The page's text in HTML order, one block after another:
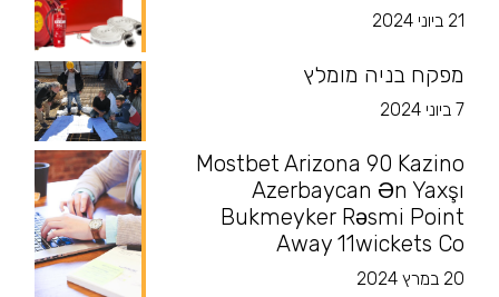
21 ביוני 2024
מפקח בניה מומלץ
7 ביוני 2024
Mostbet Arizona 90 Kazino
Azerbaycan Ən Yaxşı
Bukmeyker Rəsmi Point
Away 11wickets Co
20 במרץ 2024